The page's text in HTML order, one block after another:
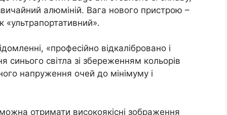
алюміній. Вага нового пристрою –
«ультрапортативний».
«професійно відкалібровано і
світла зі збереженням кольорів
напруження очей до мінімуму і
отримати високоякісні зображення